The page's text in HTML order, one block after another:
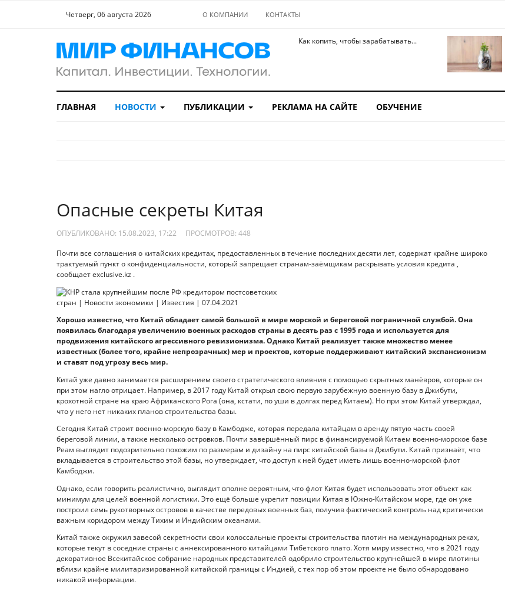
Четверг, 06 августа 2026 О КОМПАНИИ КОНТАКТЫ
Как копить, чтобы зарабатывать...
ГЛАВНАЯ НОВОСТИ ПУБЛИКАЦИИ РЕКЛАМА НА САЙТЕ ОБУЧЕНИЕ
Опасные секреты Китая
ОПУБЛИКОВАНО: 15.08.2023, 17:22 ПРОСМОТРОВ: 448
Почти все соглашения о китайских кредитах, предоставленных в течение последних десяти лет, содержат крайне широко
трактуемый пункт о конфиденциальности, который запрещает странам-заёмщикам раскрывать условия кредита ,
сообщает exclusive.kz .
Хорошо известно, что Китай обладает самой большой в мире морской и береговой пограничной службой. Она
появилась благодаря увеличению военных расходов страны в десять раз с 1995 года и используется для
продвижения китайского агрессивного ревизионизма. Однако Китай реализует также множество менее
известных (более того, крайне непрозрачных) мер и проектов, которые поддерживают китайский экспансионизм
и ставят под угрозу весь мир.
Китай уже давно занимается расширением своего стратегического влияния с помощью скрытных манёвров, которые он
при этом нагло отрицает. Например, в 2017 году Китай открыл свою первую зарубежную военную базу в Джибути,
крохотной стране на краю Африканского Рога (она, кстати, по уши в долгах перед Китаем). Но при этом Китай утверждал,
что у него нет никаких планов строительства базы.
Сегодня Китай строит военно-морскую базу в Камбодже, которая передала китайцам в аренду пятую часть своей
береговой линии, а также несколько островков. Почти завершённый пирс в финансируемой Китаем военно-морское базе
Реам выглядит подозрительно похожим по размерам и дизайну на пирс китайской базы в Джибути. Китай признаёт, что
вкладывается в строительство этой базы, но утверждает, что доступ к ней будет иметь лишь военно-морской флот
Камбоджи.
Однако, если говорить реалистично, выглядит вполне вероятным, что флот Китая будет использовать этот объект как
минимум для целей военной логистики. Это ещё больше укрепит позиции Китая в Южно-Китайском море, где он уже
построил семь рукотворных островов в качестве передовых военных баз, получив фактический контроль над критически
важным коридором между Тихим и Индийским океанами.
Китай также окружил завесой секретности свои колоссальные проекты строительства плотин на международных реках,
которые текут в соседние страны с аннексированного китайцами Тибетского плато. Хотя миру известно, что в 2021 году
декоративное Всекитайское собрание народных представителей одобрило строительство крупнейшей в мире плотины
вблизи крайне милитаризированной китайской границы с Индией, с тех пор об этом проекте не было обнародовано
никакой информации.